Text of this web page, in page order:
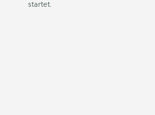
startet.